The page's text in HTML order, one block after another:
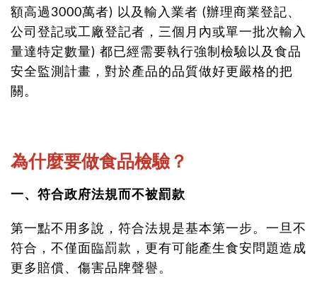
額高過3000萬者) 以及輸入業者 (辦理商業登記、
公司登記或工廠登記者，三個月內或單一批次輸入
量達特定數量) 都已經需要執行強制檢驗以及食品
安全監測計畫，對於產品的品質做好更嚴格的把
關。
為什麼要做食品檢驗？
一、符合政府法規而不被罰款
第一點不用多說，符合法規是基本第一步。一旦不
符合，不僅面臨罰款，更有可能產生食安問題造成
更多賠償、傷害品牌聲譽。